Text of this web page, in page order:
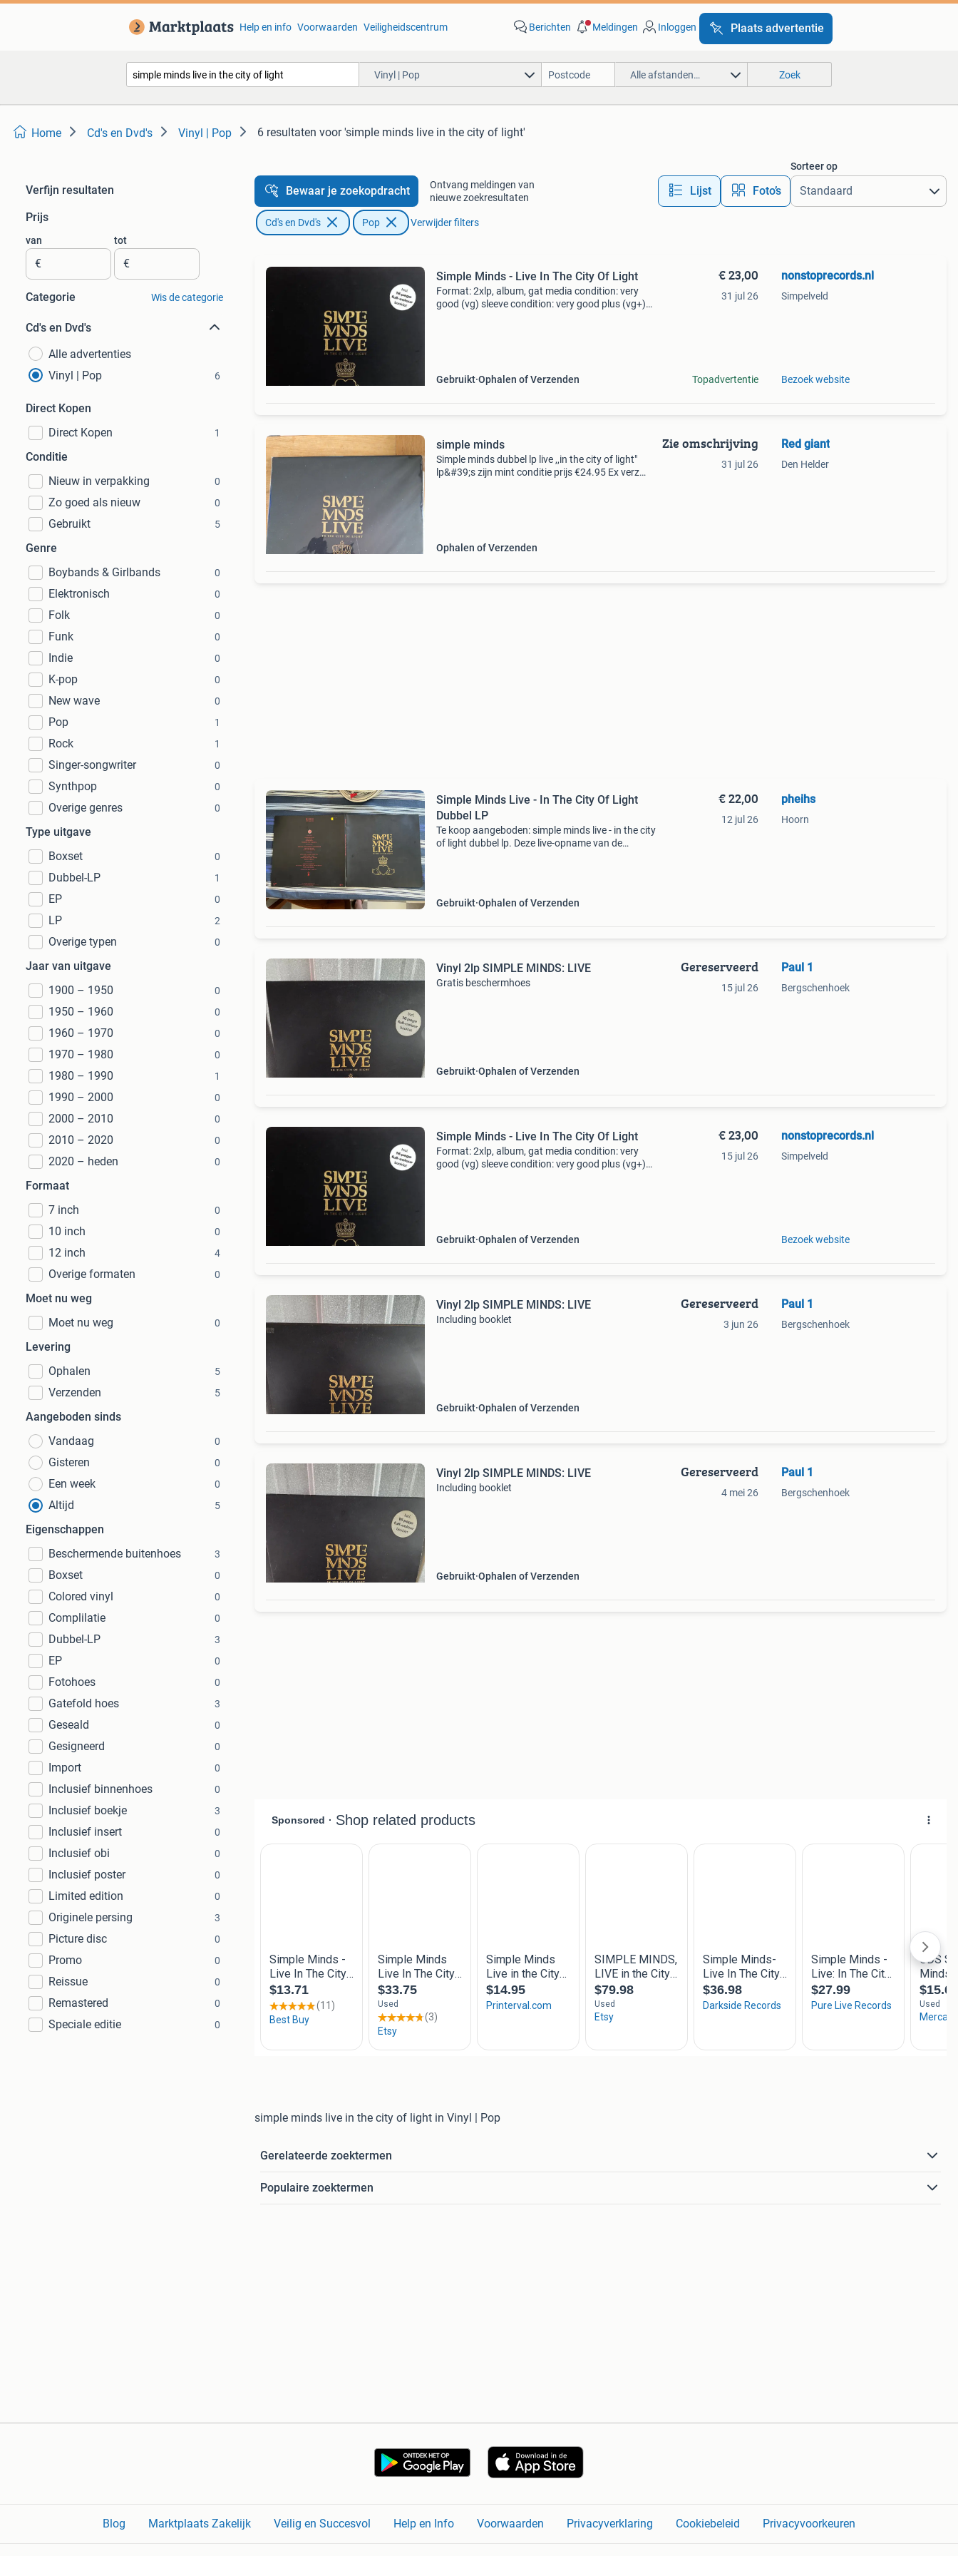
Help en info Voorwaarden Veiligheidscentrum Berichten Meldingen Inloggen Plaats advertentie
Vinyl | Pop Alle afstanden… Zoek
Home Cd's en Dvd's Vinyl | Pop 6 resultaten voor 'simple minds live in the city of light'
Verfijn resultaten
Prijs
van
€
tot
€
Categorie Wis de categorie
Cd's en Dvd's
Alle advertenties
Vinyl | Pop
6
Direct Kopen
Direct Kopen
1
Conditie
Nieuw in verpakking
0
Zo goed als nieuw 0
Gebruikt 5
Genre
Boybands & Girlbands
0
Elektronisch 0
Folk 0
Funk 0
Indie 0
K-pop 0
New wave 0
Pop 1
Rock 1
Singer-songwriter 0
Synthpop 0
Overige genres 0
Type uitgave
Boxset
0
Dubbel-LP 1
EP 0
LP 2
Overige typen 0
Jaar van uitgave
1900 – 1950
0
1950 – 1960 0
1960 – 1970 0
1970 – 1980 0
1980 – 1990 1
1990 – 2000 0
2000 – 2010 0
2010 – 2020 0
2020 – heden 0
Formaat
7 inch
0
10 inch 0
12 inch 4
Overige formaten 0
Moet nu weg
Moet nu weg
0
Levering
Ophalen
5
Verzenden 5
Aangeboden sinds
Vandaag
0
Gisteren 0
Een week 0
Altijd 5
Eigenschappen
Beschermende buitenhoes
3
Boxset 0
Colored vinyl 0
Complilatie 0
Dubbel-LP 3
EP 0
Fotohoes 0
Gatefold hoes 3
Geseald 0
Gesigneerd 0
Import 0
Inclusief binnenhoes 0
Inclusief boekje 3
Inclusief insert 0
Inclusief obi 0
Inclusief poster 0
Limited edition 0
Originele persing 3
Picture disc 0
Promo 0
Reissue 0
Remastered 0
Speciale editie 0
Bewaar je zoekopdracht
Ontvang meldingen van
nieuwe zoekresultaten
Lijst Foto’s
Sorteer op
Cd's en Dvd's Pop Verwijder filters
Simple Minds - Live In The City Of Light
Format: 2xlp, album, gat media condition: very
good (vg) sleeve condition: very good plus (vg+)
Gebruikt Ophalen of Verzenden
€ 23,00
31 jul 26
Topadvertentie
nonstoprecords.nl
Simpelveld
Bezoek website
simple minds
Simple minds dubbel lp live ,,in the city of light"
lp&#39;s zijn mint conditie prijs €24.95 Ex verz
Ophalen of Verzenden
Zie omschrijving
31 jul 26
Red giant
Den Helder
Simple Minds Live - In The City Of Light
Dubbel LP
Te koop aangeboden: simple minds live - in the city
of light dubbel lp. Deze live-opname van de
Gebruikt Ophalen of Verzenden
€ 22,00
12 jul 26
pheihs
Hoorn
Vinyl 2lp SIMPLE MINDS: LIVE
Gratis beschermhoes
Gebruikt Ophalen of Verzenden
Gereserveerd
15 jul 26
Paul 1
Bergschenhoek
Simple Minds - Live In The City Of Light
Format: 2xlp, album, gat media condition: very
good (vg) sleeve condition: very good plus (vg+)
Gebruikt Ophalen of Verzenden
€ 23,00
15 jul 26
nonstoprecords.nl
Simpelveld
Bezoek website
Vinyl 2lp SIMPLE MINDS: LIVE
Including booklet
Gebruikt Ophalen of Verzenden
Gereserveerd
3 jun 26
Paul 1
Bergschenhoek
Vinyl 2lp SIMPLE MINDS: LIVE
Including booklet
Gebruikt Ophalen of Verzenden
Gereserveerd
4 mei 26
Paul 1
Bergschenhoek
simple minds live in the city of light in Vinyl | Pop
Gerelateerde zoektermen
Populaire zoektermen
Blog Marktplaats Zakelijk Veilig en Succesvol Help en Info Voorwaarden Privacyverklaring Cookiebeleid Privacyvoorkeuren